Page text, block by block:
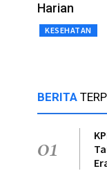
Harian
KESEHATAN
BERITA
01